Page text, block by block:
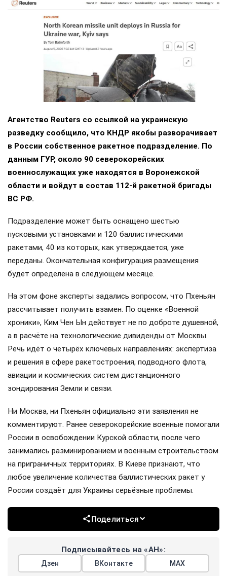
Агентство Reuters со ссылкой на украинскую
разведку сообщило, что КНДР якобы разворачивает
в России собственное ракетное подразделение. По
данным ГУР, около 90 северокорейских
военнослужащих уже находятся в Воронежской
области и войдут в состав 112-й ракетной бригады
ВС РФ.
Подразделение может быть оснащено шестью
пусковыми установками и 120 баллистическими
ракетами, 40 из которых, как утверждается, уже
переданы. Окончательная конфигурация размещения
будет определена в следующем месяце.
На этом фоне эксперты задались вопросом, что Пхеньян
рассчитывает получить взамен. По оценке «Военной
хроники», Ким Чен Ын действует не по доброте душевной,
а в расчёте на технологические дивиденды от Москвы.
Речь идёт о четырёх ключевых направлениях: экспертиза
и решения в сфере ракетостроения, подводного флота,
авиации и космических систем дистанционного
зондирования Земли и связи.
Ни Москва, ни Пхеньян официально эти заявления не
комментируют. Ранее северокорейские военные помогали
России в освобождении Курской области, после чего
занимались разминированием и военным строительством
на приграничных территориях. В Киеве признают, что
любое увеличение количества баллистических ракет у
России создаёт для Украины серьёзные проблемы.
Поделиться
Подписывайтесь на «АН»:
Дзен ВКонтакте МАХ